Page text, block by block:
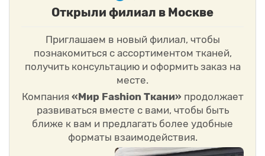
Открыли филиал в Москве
Приглашаем в новый филиал, чтобы
познакомиться с ассортиментом тканей,
получить консультацию и оформить заказ на
месте.
Компания «Мир Fashion Ткани» продолжает
развиваться вместе с вами, чтобы быть
ближе к вам и предлагать более удобные
форматы взаимодействия.